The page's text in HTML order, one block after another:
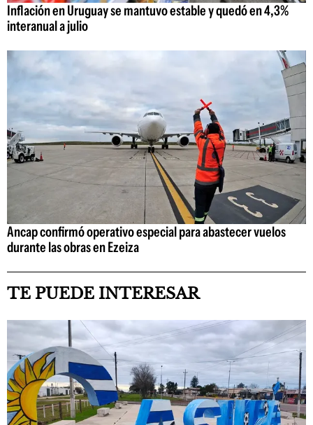
Inflación en Uruguay se mantuvo estable y quedó en 4,3%
interanual a julio
Ancap confirmó operativo especial para abastecer vuelos
durante las obras en Ezeiza
TE PUEDE INTERESAR